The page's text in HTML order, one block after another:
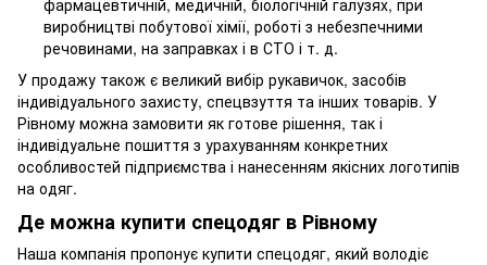
фармацевтичній, медичній, біологічній галузях, при
виробництві побутової хімії, роботі з небезпечними
речовинами, на заправках і в СТО і т. д.
У продажу також є великий вибір рукавичок, засобів
індивідуального захисту, спецвзуття та інших товарів. У
Рівному можна замовити як готове рішення, так і
індивідуальне пошиття з урахуванням конкретних
особливостей підприємства і нанесенням якісних логотипів
на одяг.
Де можна купити спецодяг в Рівному
Наша компанія пропонує купити спецодяг, який володіє